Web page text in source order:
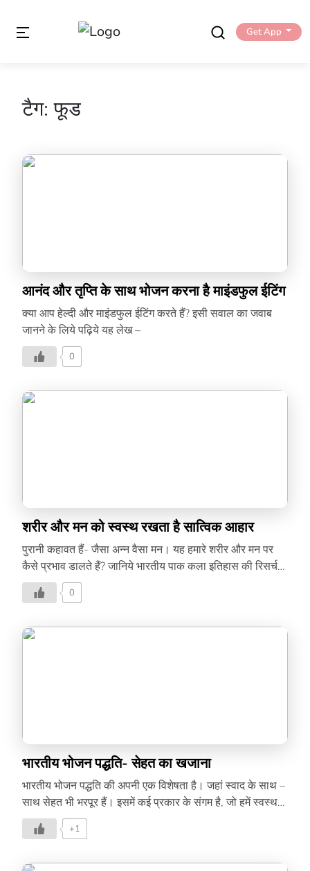
Get App
टैग:फूड
आनंद और तृप्ति के साथ भोजन करना है माइंडफुल ईटिंग
क्या आप हेल्दी और माइंडफुल ईटिंग करते हैं? इसी सवाल का जवाब
जानने के लिये पढ़िये यह लेख –
0
शरीर और मन को स्वस्थ रखता है सात्विक आहार
पुरानी कहावत हैं- जैसा अन्न वैसा मन। यह हमारे शरीर और मन पर
कैसे प्रभाव डालते हैं? जानिये भारतीय पाक कला इतिहास की रिसर्च
विशेषज्ञ डॉ. दीपाली कंपानी से-
0
भारतीय भोजन पद्धति- सेहत का खजाना
भारतीय भोजन पद्धति की अपनी एक विशेषता है। जहां स्वाद के साथ –
साथ सेहत भी भरपूर हैं। इसमें कई प्रकार के संगम है, जो हमें स्वस्थ
रखते हैं और क्या है इसमें खास बात जानिये, भारतीय व्यंजनों की रिसर्चर
डॉ. दीपाली कंपानी से, इस लेख में –
+1